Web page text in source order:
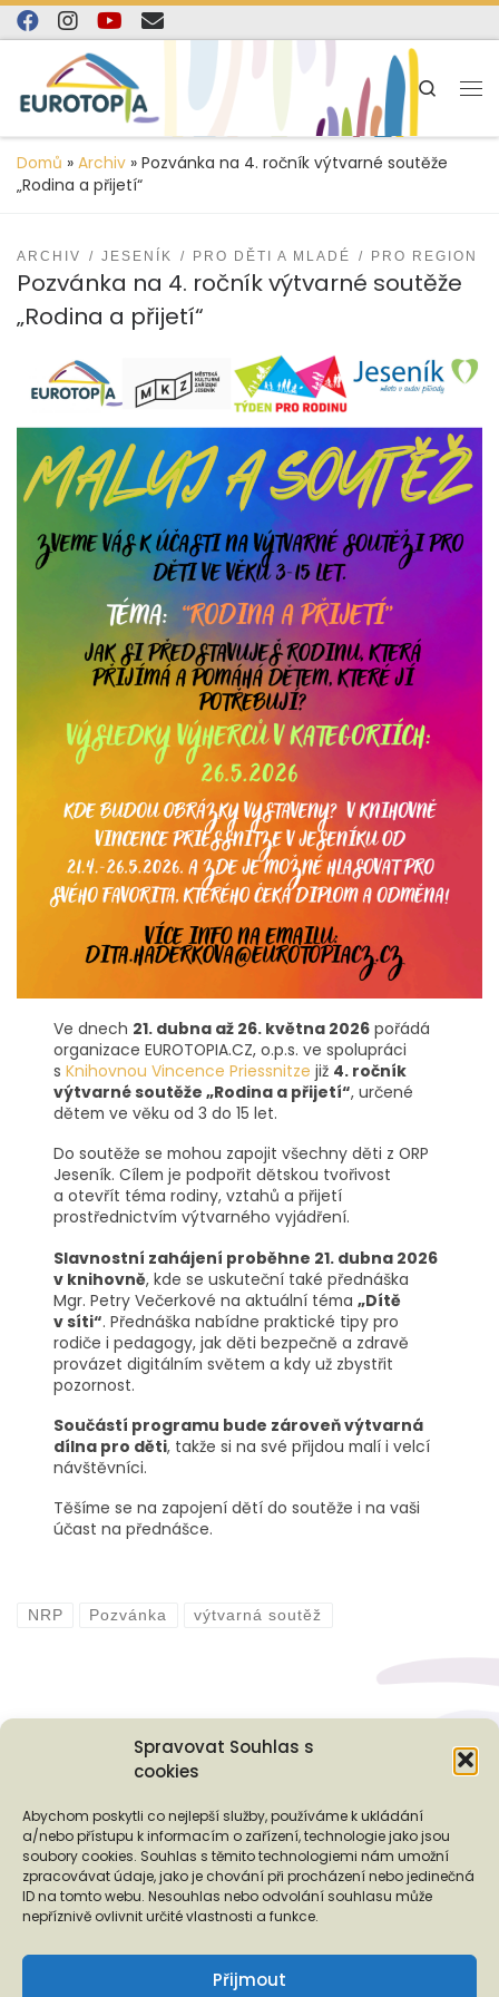
Spravovat Souhlas s
cookies
Abychom poskytli co nejlepší služby, používáme k ukládání
a/nebo přístupu k informacím o zařízení, technologie jako jsou
soubory cookies. Souhlas s těmito technologiemi nám umožní
zpracovávat údaje, jako je chování při procházení nebo jedinečná
ID na tomto webu. Nesouhlas nebo odvolání souhlasu může
nepříznivě ovlivnit určité vlastnosti a funkce.
Přijmout
content
Skip to content
Search
Domů » Archiv » Pozvánka na 4. ročník výtvarné soutěže
„Rodina a přijetí“
ARCHIV JESENÍK PRO DĚTI A MLADÉ PRO REGION
Pozvánka na 4. ročník výtvarné soutěže
„Rodina a přijetí“
Ve dnech 21. dubna až 26. května 2026 pořádá
organizace EUROTOPIA.CZ, o.p.s. ve spolupráci
sKnihovnou Vincence Priessnitze již 4. ročník
výtvarné soutěže „Rodina a přijetí“, určené
dětem ve věku od 3 do 15 let.
Do soutěže se mohou zapojit všechny děti z ORP
Jeseník. Cílem je podpořit dětskou tvořivost
a otevřít téma rodiny, vztahů a přijetí
prostřednictvím výtvarného vyjádření.
Slavnostní zahájení proběhne 21. dubna 2026
v knihovně, kde se uskuteční také přednáška
Mgr. Petry Večerkové na aktuální téma„Dítě
v síti“. Přednáška nabídne praktické tipy pro
rodiče i pedagogy, jak děti bezpečně a zdravě
provázet digitálním světem a kdy už zbystřit
pozornost.
Součástí programu bude zároveň výtvarná
dílna pro děti, takže si na své přijdou malí i velcí
návštěvníci.
Těšíme se na zapojení dětí do soutěže i na vaši
účast na přednášce.
NRP Pozvánka výtvarná soutěž
Podporují nás...
❬ ❭